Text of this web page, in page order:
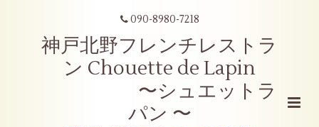
090-8980-7218
神戸北野フレンチレストラ
ン Chouette de Lapin
〜シュエットラ
パン 〜